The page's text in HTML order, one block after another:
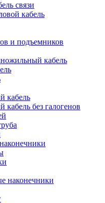
связи
кабель
и подъемников
кабель
кабель
кабель без галогенов
наконечники